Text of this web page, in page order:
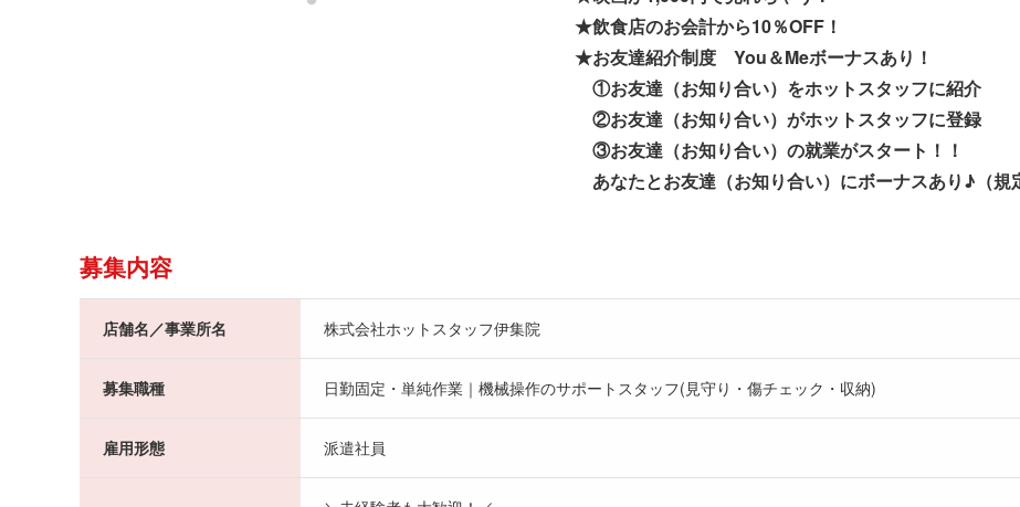
★飲食店のお会計から10％OFF！
★お友達紹介制度 You＆Meボーナスあり！
①お友達（お知り合い）をホットスタッフに紹介
②お友達（お知り合い）がホットスタッフに登録
③お友達（お知り合い）の就業がスタート！！
あなたとお友達（お知り合い）にボーナスあり♪（規
募集内容
店舗名／事業所名 株式会社ホットスタッフ伊集院
募集職種 日勤固定・単純作業｜機械操作のサポートスタッフ(見守り・傷チェック・収納)
雇用形態 派遣社員